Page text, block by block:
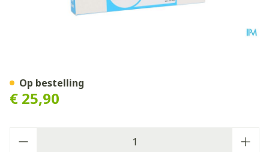
€ 25,90
Op bestelling